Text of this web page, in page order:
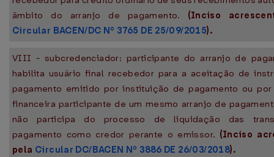
âmbito do arranjo de pagamento. (Inciso
Circular BACEN/DC Nº 3765 DE 25/09/2015).
VIII - subcredenciador: participante do arranjo de
habilita usuário final recebedor para a aceitação de
pagamento emitido por instituição de pagamento ou
financeira participante de um mesmo arranjo de
não participa do processo de liquidação das
pagamento como credor perante o emissor. (Inciso
pela Circular DC/BACEN Nº 3886 DE 26/03/2018).